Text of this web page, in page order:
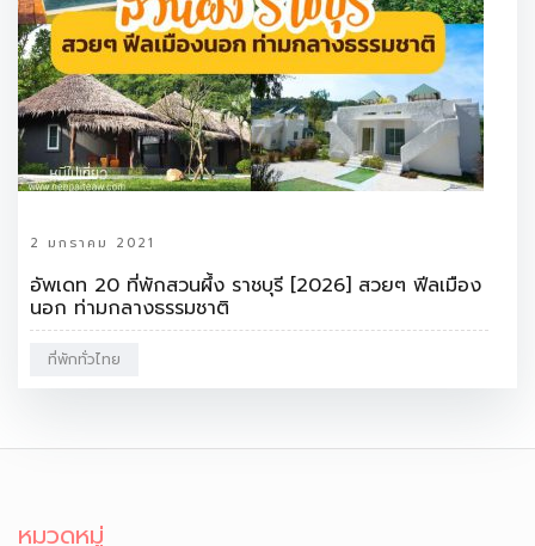
2 มกราคม 2021
อัพเดท 20 ที่พักสวนผึ้ง ราชบุรี [2026] สวยๆ ฟีลเมือง
นอก ท่ามกลางธรรมชาติ
ที่พักทั่วไทย
หมวดหมู่